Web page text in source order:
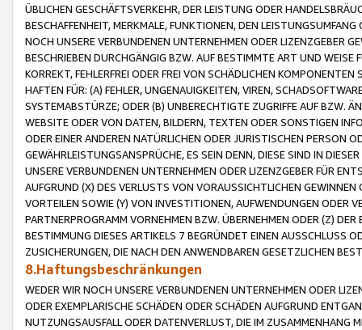
ÜBLICHEN GESCHÄFTSVERKEHR, DER LEISTUNG ODER
BESCHAFFENHEIT, MERKMALE, FUNKTIONEN, DEN
NOCH UNSERE VERBUNDENEN UNTERNEHMEN ODER LIZENZGEBER
BESCHRIEBEN DURCHGÄNGIG BZW. AUF BESTIMMTE ART UND
KORREKT, FEHLERFREI ODER FREI VON SCHÄDLICHEN
HAFTEN FÜR: (A) FEHLER, UNGENAUIGKEITEN, VIREN,
SYSTEMABSTÜRZE; ODER (B) UNBERECHTIGTE ZUGRIFFE AUF BZW.
WEBSITE ODER VON DATEN, BILDERN, TEXTEN ODER SONSTIGEN
ODER EINER ANDEREN NATÜRLICHEN ODER JURISTISCHEN PERSON
GEWÄHRLEISTUNGSANSPRÜCHE, ES SEIN DENN, DIESE SIND IN
UNSERE VERBUNDENEN UNTERNEHMEN ODER LIZENZGEBER FÜR
AUFGRUND (X) DES VERLUSTS VON VORAUSSICHTLICHEN
VORTEILEN SOWIE (Y) VON INVESTITIONEN, AUFWENDUNGEN ODER
PARTNERPROGRAMM VORNEHMEN BZW. ÜBERNEHMEN ODER (Z)
BESTIMMUNG DIESES ARTIKELS 7 BEGRÜNDET EINEN AUSSCHLUSS
ZUSICHERUNGEN, DIE NACH DEN ANWENDBAREN GESETZLICHEN
8.Haftungsbeschränkungen
WEDER WIR NOCH UNSERE VERBUNDENEN UNTERNEHMEN ODER
ODER EXEMPLARISCHE SCHÄDEN ODER SCHÄDEN AUFGRUND
NUTZUNGSAUSFALL ODER DATENVERLUST, DIE IM ZUSAMMENHANG